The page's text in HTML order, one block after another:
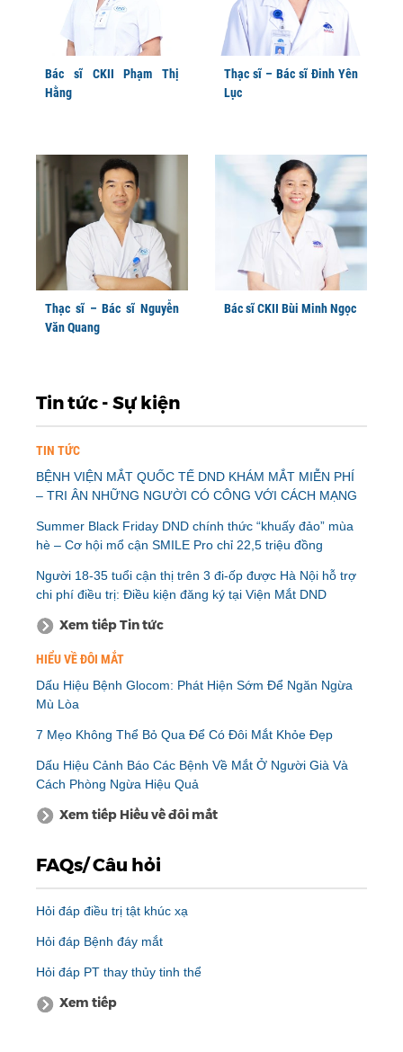
Bác sĩ CKII Phạm Thị
Hằng
Thạc sĩ – Bác sĩ Đinh Yên
Lục
Thạc sĩ – Bác sĩ Nguyễn
Văn Quang
Bác sĩ CKII Bùi Minh Ngọc
Tin tức - Sự kiện
TIN TỨC
BỆNH VIỆN MẮT QUỐC TẾ DND KHÁM MẮT MIỄN PHÍ
– TRI ÂN NHỮNG NGƯỜI CÓ CÔNG VỚI CÁCH MẠNG
Summer Black Friday DND chính thức “khuấy đảo” mùa
hè – Cơ hội mổ cận SMILE Pro chỉ 22,5 triệu đồng
Người 18-35 tuổi cận thị trên 3 đi-ốp được Hà Nội hỗ trợ
chi phí điều trị: Điều kiện đăng ký tại Viện Mắt DND
Xem tiếp Tin tức
HIỂU VỀ ĐÔI MẮT
Dấu Hiệu Bệnh Glocom: Phát Hiện Sớm Để Ngăn Ngừa
Mù Lòa
7 Mẹo Không Thể Bỏ Qua Để Có Đôi Mắt Khỏe Đẹp
Dấu Hiệu Cảnh Báo Các Bệnh Về Mắt Ở Người Già Và
Cách Phòng Ngừa Hiệu Quả
Xem tiếp Hiểu về đôi mắt
FAQs/ Câu hỏi
Hỏi đáp điều trị tật khúc xạ
Hỏi đáp Bệnh đáy mắt
Hỏi đáp PT thay thủy tinh thể
Xem tiếp